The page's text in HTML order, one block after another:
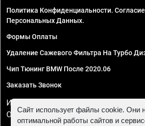
Политика Конфиденциальности.
Персональных Данных.
Формы Оплаты
Удаление Сажевого Фильтра На Турбо
Чип Тюнинг BMW После 2020.06
Заказать Звонок
ИП Смирнов Георгий Павлович. ИНН
ОГРНИП 324470400032610
Сайт использует файлы cookie. Они
оптимальной работы сайтов и